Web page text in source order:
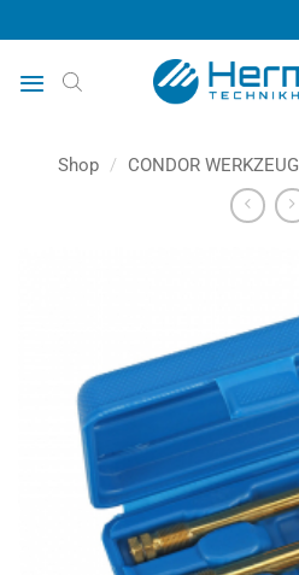
Inhalt
springen
Shop / CONDOR WERKZEUG